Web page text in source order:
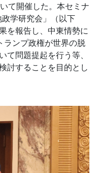
て開催した。本セミナ
学研究会」（以下
を報告し、中東情勢に
ランプ政権が世界の脱
て問題提起を行う等、
討することを目的とし